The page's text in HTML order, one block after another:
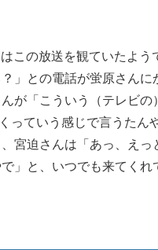
この放送を観ていたよう
？」との電話が蛍原さん
が「こういう（テレビの
っていう感じで言うたん
宮迫さんは「あっ、えっ
」と、いつでも来てくれ